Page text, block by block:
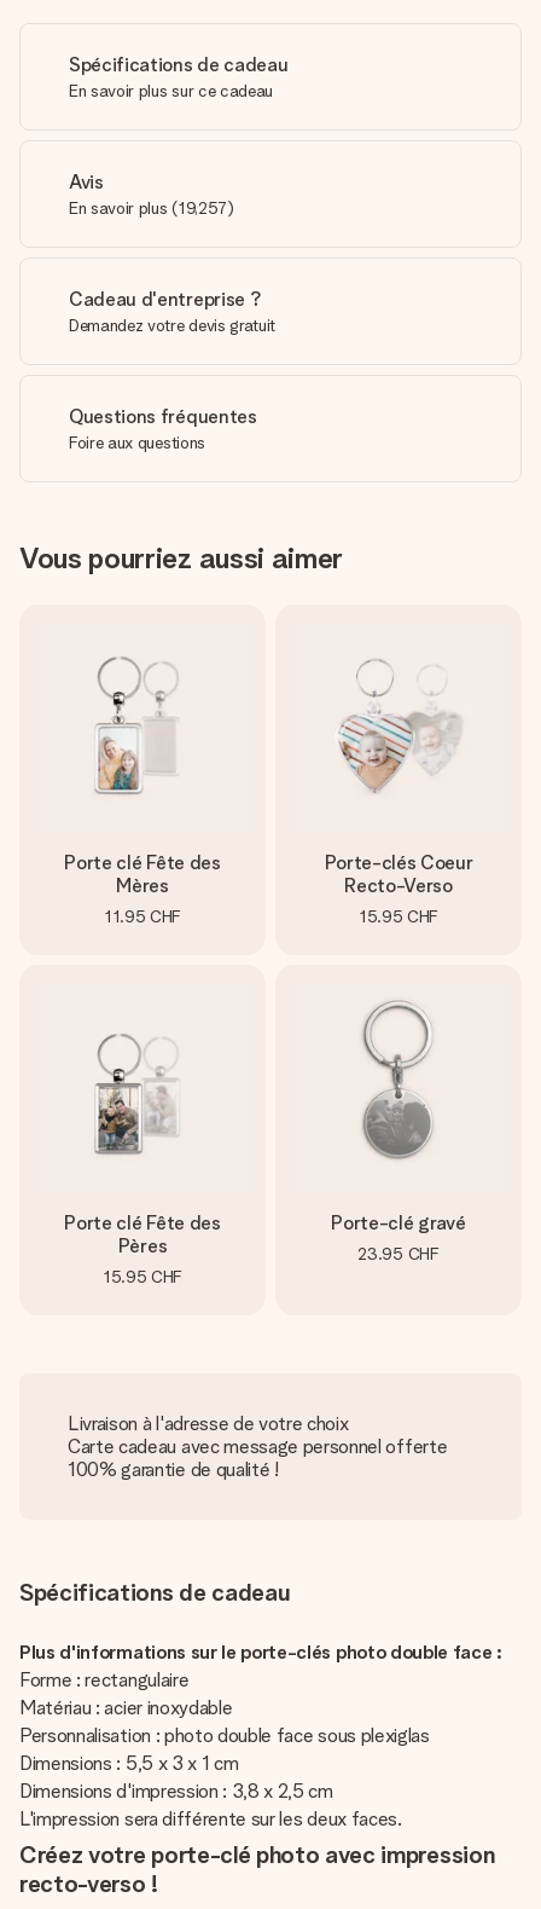
Spécifications de cadeau
En savoir plus sur ce cadeau
Avis
En savoir plus (19,257)
Cadeau d'entreprise ?
Demandez votre devis gratuit
Questions fréquentes
Foire aux questions
Vous pourriez aussi aimer
Porte clé Fête des
Mères
11.95 CHF
Porte-clés Coeur
Recto-Verso
15.95 CHF
Porte clé Fête des
Pères
15.95 CHF
Porte-clé gravé
23.95 CHF
Livraison à l'adresse de votre choix
Carte cadeau avec message personnel offerte
100% garantie de qualité !
Spécifications de cadeau
Plus d'informations sur le porte-clés photo double face :
Forme : rectangulaire
Matériau : acier inoxydable
Personnalisation : photo double face sous plexiglas
Dimensions : 5,5 x 3 x 1 cm
Dimensions d'impression : 3,8 x 2,5 cm
L'impression sera différente sur les deux faces.
Créez votre porte-clé photo avec impression
recto-verso !